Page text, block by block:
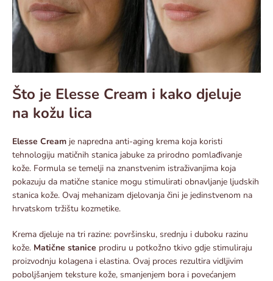
Što je Elesse Cream i kako djeluje
na kožu lica
Elesse Cream je napredna anti-aging krema koja koristi
tehnologiju matičnih stanica jabuke za prirodno pomlađivanje
kože. Formula se temelji na znanstvenim istraživanjima koja
pokazuju da matične stanice mogu stimulirati obnavljanje ljudskih
stanica kože. Ovaj mehanizam djelovanja čini je jedinstvenom na
hrvatskom tržištu kozmetike.​
Krema djeluje na tri razine: površinsku, srednju i duboku razinu
kože. Matične stanice prodiru u potkožno tkivo gdje stimuliraju
proizvodnju kolagena i elastina. Ovaj proces rezultira vidljivim
poboljšanjem teksture kože, smanjenjem bora i povećanjem